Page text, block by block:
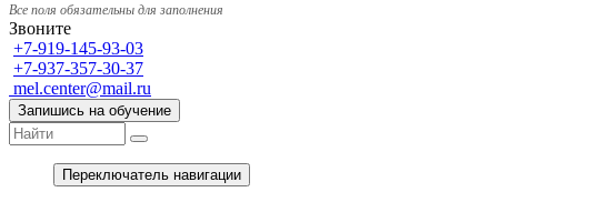
Все поля обязательны для заполнения
Звоните
+7-919-145-93-03
+7-937-357-30-37
mel.center@mail.ru
Запишись на обучение
Переключатель навигации